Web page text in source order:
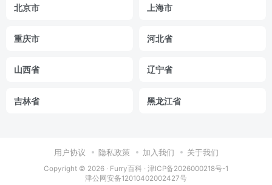
北京市 上海市
重庆市 河北省
山西省 辽宁省
吉林省 黑龙江省
用户协议 隐私政策 加入我们 关于我们
Copyright © 2026 · Furry百科 · 津ICP备2026000218号-1
津公网安备12010402002427号